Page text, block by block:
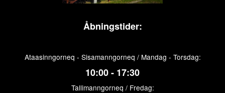
Åbningstider:
Ataasinngorneq - Sisamanngorneq / Mandag - Torsdag:
10:00 - 17:30
Tallimanngorneq / Fredag: